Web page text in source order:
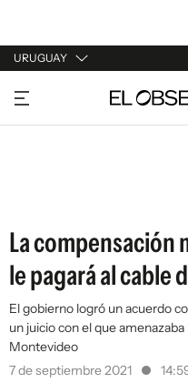
URUGUAY
URUGUAY
ARGENTINA
La compensación
le pagará al cable
El gobierno logró un acuerdo
un juicio con el que
Montevideo
7 de septiembre 2021